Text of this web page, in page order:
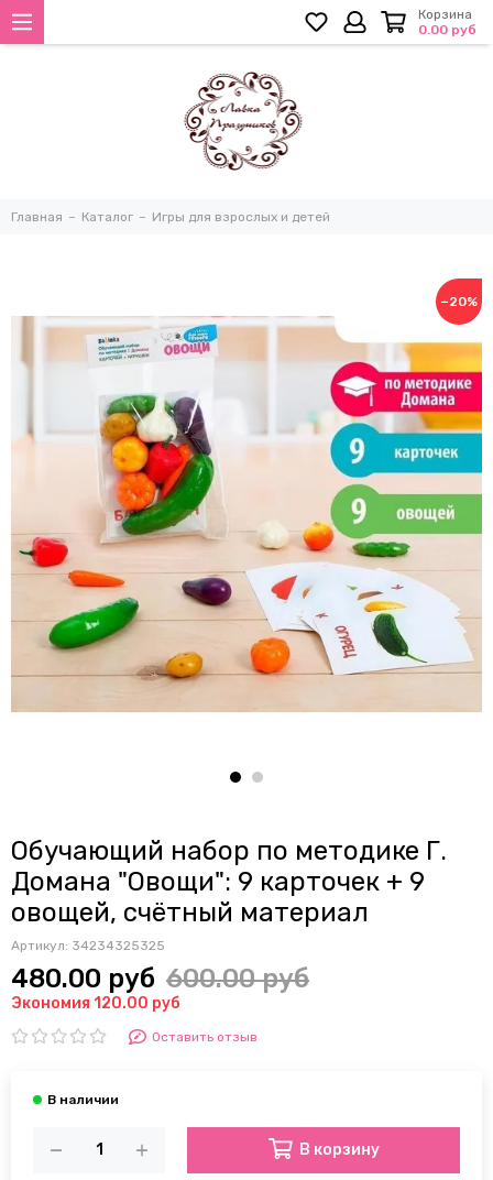
Корзина
0.00 руб
Главная Каталог Игры для взрослых и детей
−20%
Обучающий набор по методике Г.
Домана "Овощи": 9 карточек + 9
овощей, счётный материал
Артикул: 34234325325
480.00 руб 600.00 руб
Экономия 120.00 руб
Оставить отзыв
В корзину